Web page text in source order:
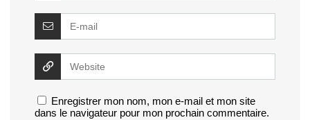
Enregistrer mon nom, mon e-mail et mon site
dans le navigateur pour mon prochain commentaire.